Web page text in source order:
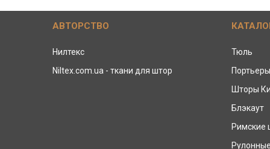
АВТОРСТВО
Нилтекс
Niltex.com.ua - ткани для штор
Тюль
Шторы
Блэкаут
Римские